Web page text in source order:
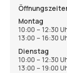
Montag
10:00 – 12:30
13:00 – 16:30
Dienstag
10:00 – 12:30
13:00 – 19:00